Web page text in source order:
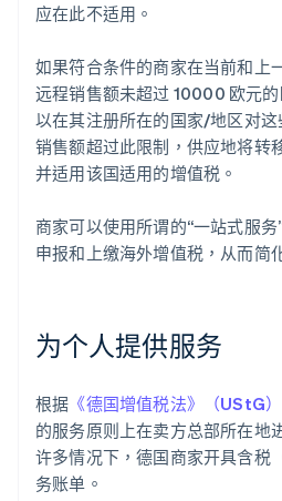
应在此不适用。
如果符合条件的商家在当前和上
远程销售额未超过 10000 欧元
以在其注册所在的国家/地区对
销售额超过此限制，供应地将转
并适用该国适用的增值税。
商家可以使用所谓的“一站式服务
申报和上缴海外增值税，从而简
为个人提供服务
根据 《德国增值税法》（UStG
的服务原则上在卖方总部所在地
许多情况下，德国商家开具含税
务账单。